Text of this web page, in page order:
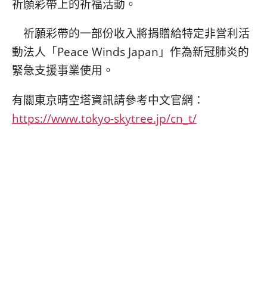
祈願彩帶上的祈福活動。
祈願彩帶的一部份收入將捐贈給特定非営利活
動法人「Peace Winds Japan 」作為新冠肺炎的
緊急支援事業使用。
有關東京晴空塔資訊請參考中文官網：
https://www.tokyo-skytree.jp/cn_t/